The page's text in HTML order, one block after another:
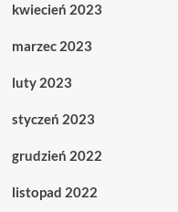
kwiecień 2023
marzec 2023
luty 2023
styczeń 2023
grudzień 2022
listopad 2022